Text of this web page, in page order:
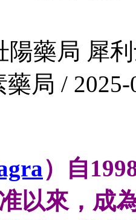
陽藥局 犀
局 / 2025-
）自
以來，成